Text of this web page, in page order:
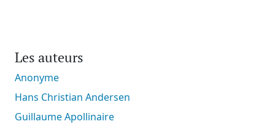
Les auteurs
Anonyme
Hans Christian Andersen
Guillaume Apollinaire